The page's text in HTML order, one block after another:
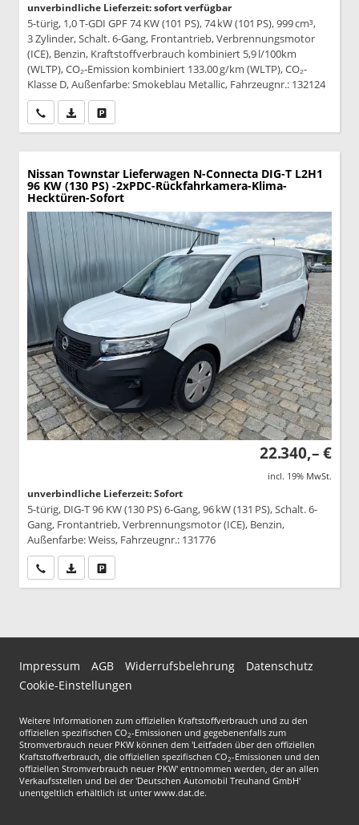
unverbindliche Lieferzeit: sofort verfügbar
5-türig, 1,0 T-GDI GPF 74 KW (101 PS), 74 kW (101 PS), 999 cm³,
3 Zylinder, Schalt. 6-Gang, Frontantrieb, Verbrennungsmotor
(ICE), Benzin, Kraftstoffverbrauch kombiniert 5,9 l/100km
(WLTP), CO₂-Emission kombiniert 133.00 g/km (WLTP), CO₂-
Klasse D, Außenfarbe: Smokeblau Metallic, Fahrzeugnr.: 132124
Wir rufen Sie anPDF-Datei, Fahrzeugexposé drucken
Nissan Townstar Lieferwagen N-Connecta DIG-T L2H1
96 KW (130 PS) -2xPDC-Rückfahrkamera-Klima-
Hecktüren-Sofort
22.340,– €
incl. 19% MwSt.
unverbindliche Lieferzeit: Sofort
5-türig, DIG-T 96 KW (130 PS) 6-Gang, 96 kW (131 PS), Schalt. 6-
Gang, Frontantrieb, Verbrennungsmotor (ICE), Benzin,
Außenfarbe: Weiss, Fahrzeugnr.: 131776
Wir rufen Sie anPDF-Datei, Fahrzeugexposé drucken
Impressum AGB Widerrufsbelehrung
Datenschutz
Cookie-Einstellungen
Weitere Informationen zum offiziellen Kraftstoffverbrauch und zu den
offiziellen spezifischen CO2-Emissionen und gegebenenfalls zum
Stromverbrauch neuer PKW können dem 'Leitfaden über den offiziellen
Kraftstoffverbrauch, die offiziellen spezifischen CO2-Emissionen und den
offiziellen Stromverbrauch neuer PKW' entnommen werden, der an allen
Verkaufsstellen und bei der 'Deutschen Automobil Treuhand GmbH'
unentgeltlich erhältlich ist unter www.dat.de.